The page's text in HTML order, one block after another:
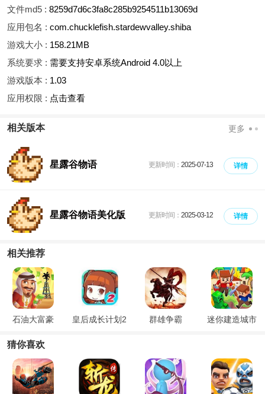
文件md5 : 8259d7d6c3fa8c285b9254511b13069d
应用包名 : com.chucklefish.stardewvalley.shiba
游戏大小 : 158.21MB
系统要求 : 需要支持安卓系统Android 4.0以上
游戏版本 : 1.03
应用权限 : 点击查看
相关版本 更多
星露谷物语 更新时间： 2025-07-13 详情
星露谷物语美化版 更新时间： 2025-03-12 详情
相关推荐
石油大富豪 皇后成长计划2 群雄争霸 迷你建造城市
猜你喜欢